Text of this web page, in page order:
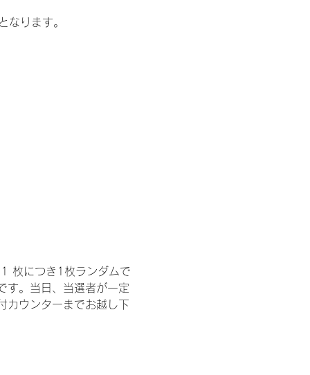
なります。
枚につき1枚ランダムで
す。当日、当選者が一定
カウンターまでお越し下